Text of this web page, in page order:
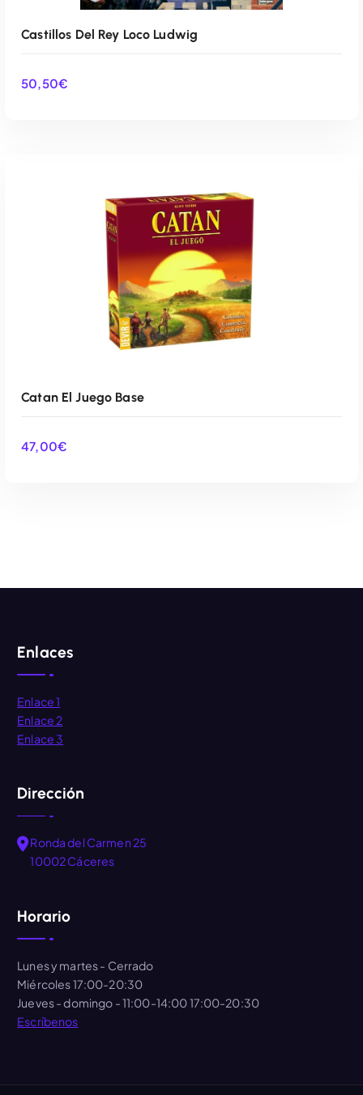
AÑADIR AL CARRITO
Castillos Del Rey Loco Ludwig
50,50€
Catan El Juego Base
47,00€
Enlaces
Enlace 1
Enlace 2
Enlace 3
Dirección
Ronda del Carmen 25
10002 Cáceres
Horario
Lunes y martes- Cerrado
Miércoles17:00-20:30
Jueves - domingo - 11:00-14:00 17:00-20:30
Escríbenos